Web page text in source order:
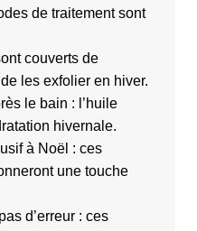
de traitement sont
couverts de
les exfolier en hiver.
le bain : l’huile
hivernale.
à Noël : ces
une touche
d’erreur : ces